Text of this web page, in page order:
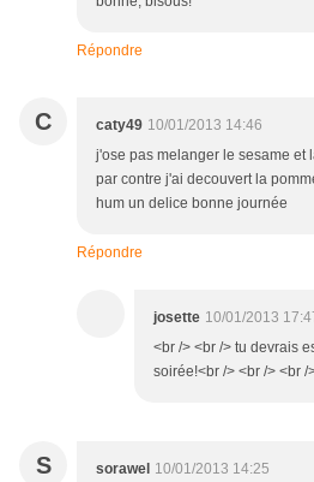
Répondre
C caty49 10/01/2013 14:46
j'ose pas melanger le sesame et
par contre j'ai decouvert la
hum un delice bonne journée
Répondre
josette 10/01/2013
<br /> <br /> tu devrais
soirée!<br /> <br /> <br /
S sorawel 10/01/2013 14:25